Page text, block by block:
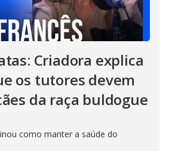
Criadora explica
os tutores devem
da raça buldogue
como manter a saúde do